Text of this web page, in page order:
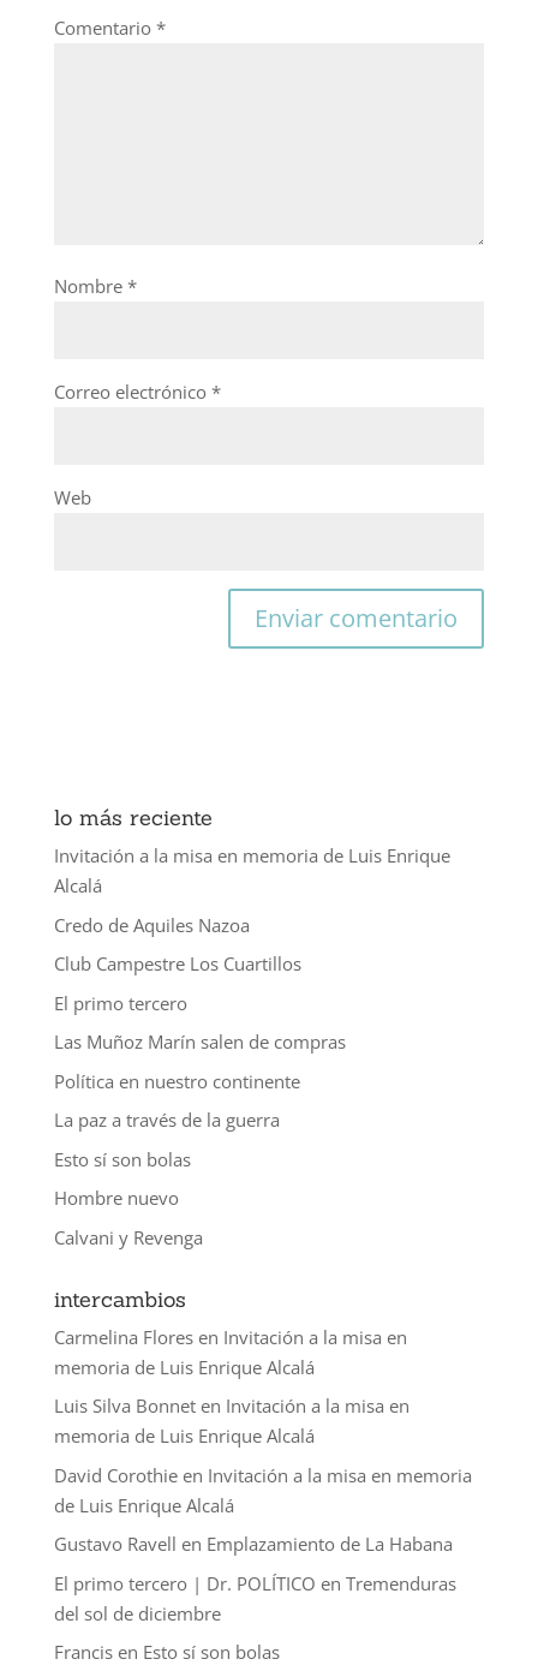
Comentario *
Nombre *
Correo electrónico *
Web
lo más reciente
Invitación a la misa en memoria de Luis Enrique
Alcalá
Credo de Aquiles Nazoa
Club Campestre Los Cuartillos
El primo tercero
Las Muñoz Marín salen de compras
Política en nuestro continente
La paz a través de la guerra
Esto sí son bolas
Hombre nuevo
Calvani y Revenga
intercambios
Carmelina Floresen Invitación a la misa en
memoria de Luis Enrique Alcalá
Luis Silva Bonneten Invitación a la misa en
memoria de Luis Enrique Alcalá
David Corothieen Invitación a la misa en memoria
de Luis Enrique Alcalá
Gustavo Ravell en Emplazamiento de La Habana
El primo tercero | Dr. POLÍTICO en Tremenduras
del sol de diciembre
Francisen Esto sí son bolas